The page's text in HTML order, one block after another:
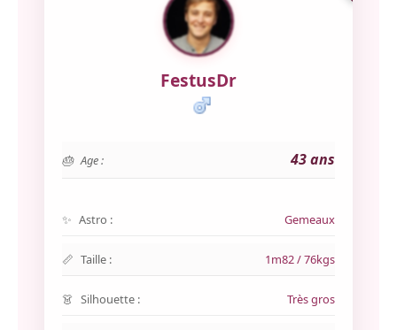
FestusDr
Age : 43 ans
Astro : Gemeaux
Taille : 1m82 / 76kgs
Silhouette : Très gros